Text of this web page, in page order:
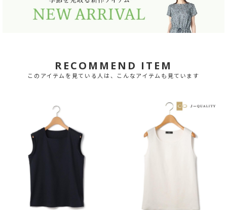
RECOMMEND ITEM
このアイテムを見ている人は、こんなアイテムも見ています